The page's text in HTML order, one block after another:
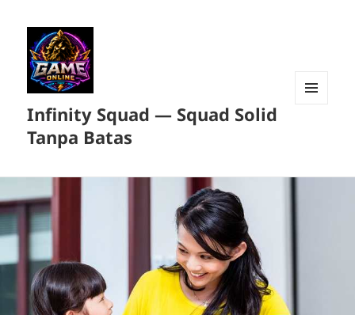
Infinity Squad — Squad Solid
Tanpa Batas